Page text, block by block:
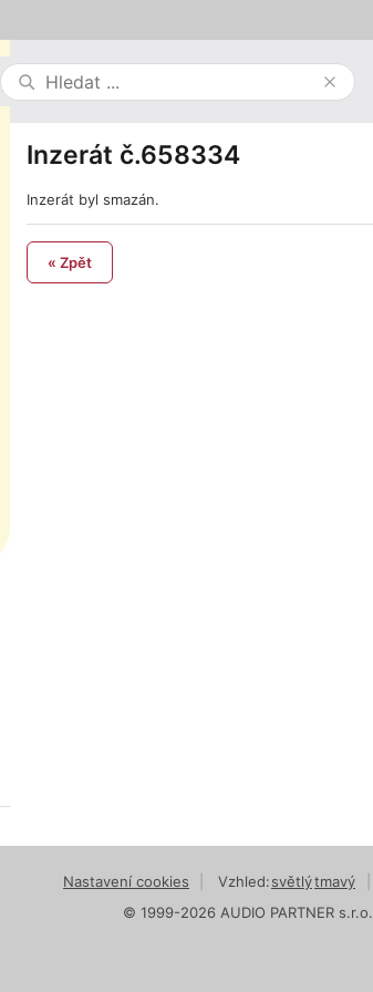
Inzerát č.658334
Inzerát byl smazán.
« Zpět
Nastavení cookies Vzhled:světlýtmavý
© 1999-2026 AUDIO PARTNER s.r.o.